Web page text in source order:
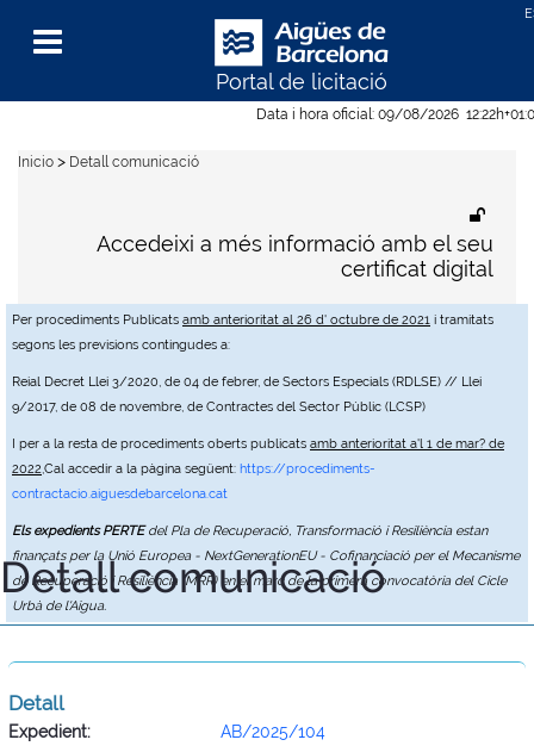
Data i hora oficial: 09/08/2026 12:22h
Per procediments Publicats amb anterioritat al 26 d' octubre de 2021 i tramitats
segons les previsions contingudes a:
Reial Decret Llei 3/2020, de 04 de febrer, de Sectors Especials (RDLSE) // Llei
9/2017, de 08 de novembre, de Contractes del Sector Públic (LCSP)
I per a la resta de procediments oberts publicats amb anterioritat a'l 1 de mar? de
2022,Cal accedir a la pàgina següent: https://procediments-
contractacio.aiguesdebarcelona.cat
Els expedients PERTEdel Pla de Recuperació, Transformació i Resiliència estan
finançats per la Unió Europea - NextGenerationEU - Cofinanciació per el Mecanisme
de Recuperació i Resiliència (MRR) en el marc de la primera convocatòria del Cicle
Urbà de l'Aigua.
Portal de licitació
Menu
Accedeixi a més informació amb el seu
certificat digital
Inicio > Detall comunicació
Detall comunicació
Detall
Expedient:
AB/2025/104